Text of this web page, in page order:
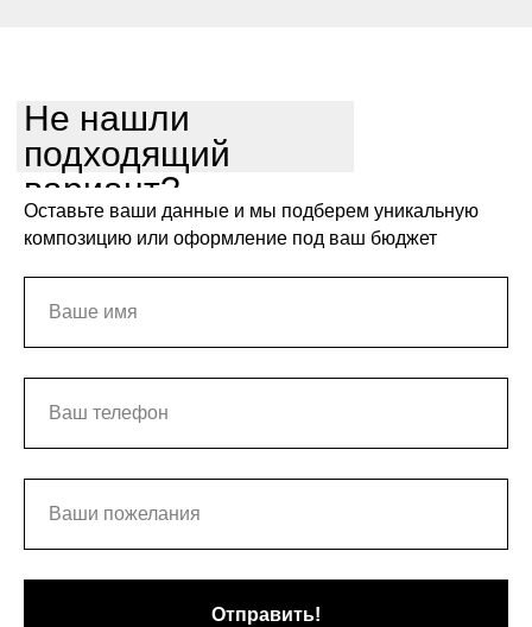
Не нашли
подходящий
вариант?
Оставьте ваши данные и мы подберем уникальную
композицию или оформление под ваш бюджет
Отправить!